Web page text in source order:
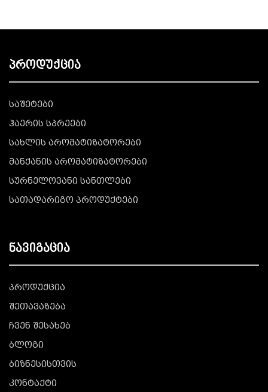
პროდუქცია
საშეტები
ჰაერის სპრეები
სახლის არომატიზატორები
მანქანის არომატიზატორები
სურნელოვანი სანთლები
სათადარიგო პროდუქტები
ნავიგაცია
პროდუქცია
შეთავაზება
ჩვენ შესახებ
ბლოგი
ბიზნესისთვის
კონტაქტი